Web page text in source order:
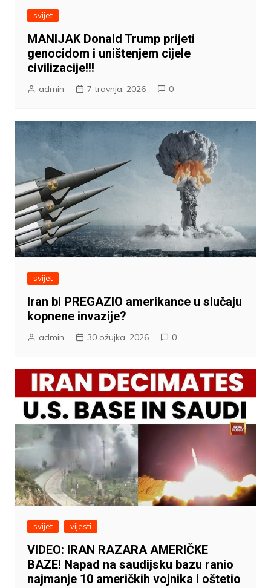
svijet
MANIJAK Donald Trump prijeti
genocidom i uništenjem cijele
civilizacije!!!
admin 7 travnja, 2026 0
svijet
Iran bi PREGAZIO amerikance u slučaju
kopnene invazije?
admin 30 ožujka, 2026 0
svijet vijesti
VIDEO: IRAN RAZARA AMERIČKE
BAZE! Napad na saudijsku bazu ranio
najmanje 10 američkih vojnika i oštetio